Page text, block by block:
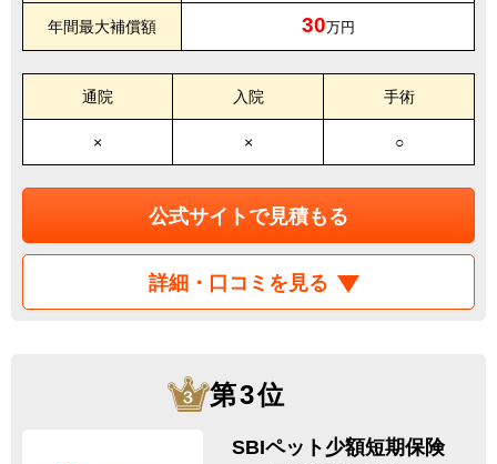
年間最大補償額 30万円
通院 入院 手術
× × ○
公式サイトで見積もる
詳細・口コミを見る
第3位
SBIペット少額短期保険